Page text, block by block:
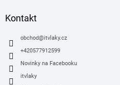
Kontakt
obchod@itvlaky.cz
+420577912599
Novinky na Facebooku
itvlaky